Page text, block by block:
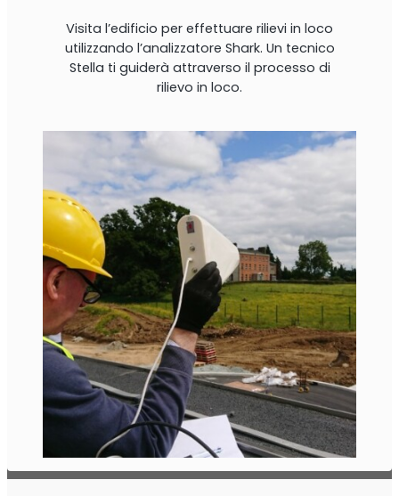
Visita l’edificio per effettuare rilievi in ​​loco
utilizzando l’analizzatore Shark. Un tecnico
Stella ti guiderà attraverso il processo di
rilievo in loco.